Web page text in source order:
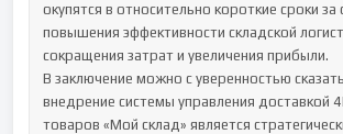
окупятся в относительно короткие сроки за
повышения эффективности складской
сокращения затрат и увеличения прибыли.
В заключение можно с уверенностью
внедрение системы управления доставкой
товаров «Мой склад» является